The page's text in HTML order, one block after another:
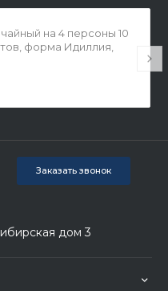
на 4 персоны 10
форма Идиллия,
Заказать звонок
дом 3